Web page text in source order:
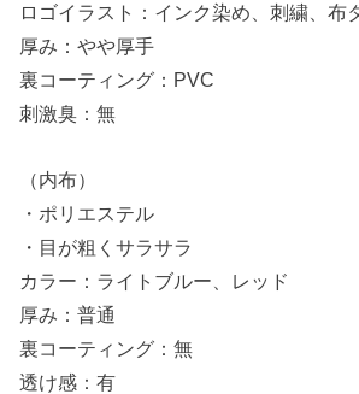
ロゴイラスト：インク染め、刺繍、布
厚み：やや厚手
裏コーティング：PVC
刺激臭：無
（内布）
・ポリエステル
・目が粗くサラサラ
カラー：ライトブルー、レッド
厚み：普通
裏コーティング：無
透け感：有